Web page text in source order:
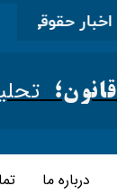
حقوقی کشور
درباره ما